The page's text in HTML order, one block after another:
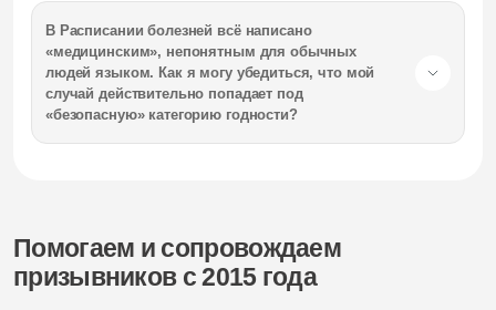
В Расписании болезней всё написано
«медицинским», непонятным для обычных
людей языком. Как я могу убедиться, что мой
случай действительно попадает под
«безопасную» категорию годности?
Помогаем и сопровождаем
призывников с 2015 года